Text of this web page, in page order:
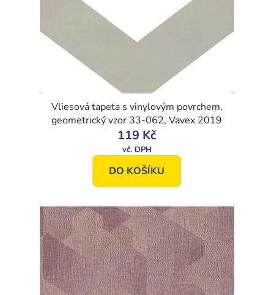
Vliesová tapeta s vinylovým povrchem,
geometrický vzor 33-062, Vavex 2019
119 Kč
DO KOŠÍKU